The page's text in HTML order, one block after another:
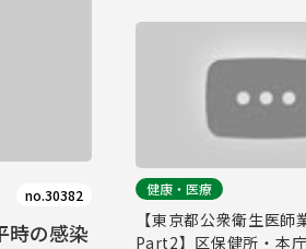
no.30382
時の感染
健康・医療
【東京都公衆衛生医師
Part2】区保健所・本